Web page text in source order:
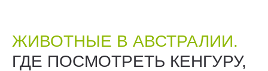
ЖИВОТНЫЕ В АВСТРАЛИИ.
ГДЕ ПОСМОТРЕТЬ КЕНГУРУ,